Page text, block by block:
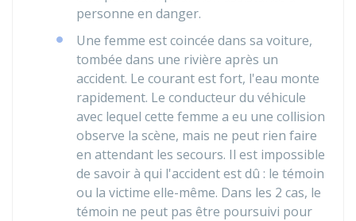
personne en danger.
Une femme est coincée dans sa voiture,
tombée dans une rivière après un
accident. Le courant est fort, l'eau monte
rapidement. Le conducteur du véhicule
avec lequel cette femme a eu une collision
observe la scène, mais ne peut rien faire
en attendant les secours. Il est impossible
de savoir à qui l'accident est dû : le témoin
ou la victime elle-même. Dans les 2 cas, le
témoin ne peut pas être poursuivi pour